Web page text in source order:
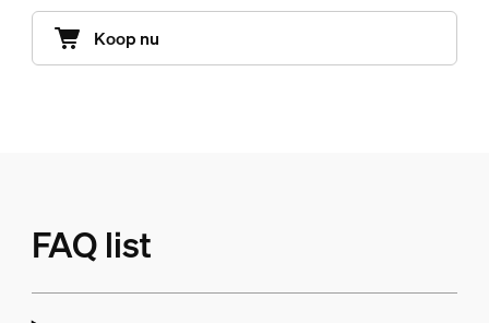
Koop nu
FAQ list